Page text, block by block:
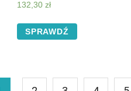
132,30 zł
SPRAWDŹ